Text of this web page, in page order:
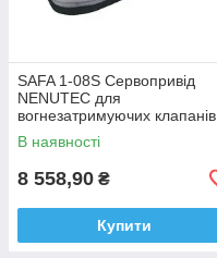
SAFA 1-08S Сервопривід
NENUTEC для
вогнезатримуючих клапанів
без термодатчика 8Nm 24v
В наявності
8 558,90 ₴
Купити